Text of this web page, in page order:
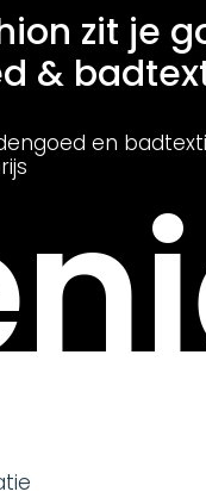
zit je
&
en